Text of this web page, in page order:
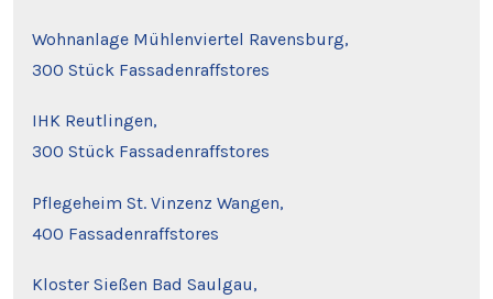
Wohnanlage Mühlenviertel Ravensburg,
300 Stück Fassadenraffstores
IHK Reutlingen,
300 Stück Fassadenraffstores
Pflegeheim St. Vinzenz Wangen,
400 Fassadenraffstores
Kloster Sießen Bad Saulgau,